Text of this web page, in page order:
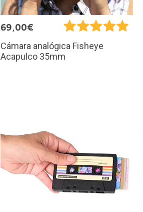
69,00€
Cámara analógica Fisheye
Acapulco 35mm